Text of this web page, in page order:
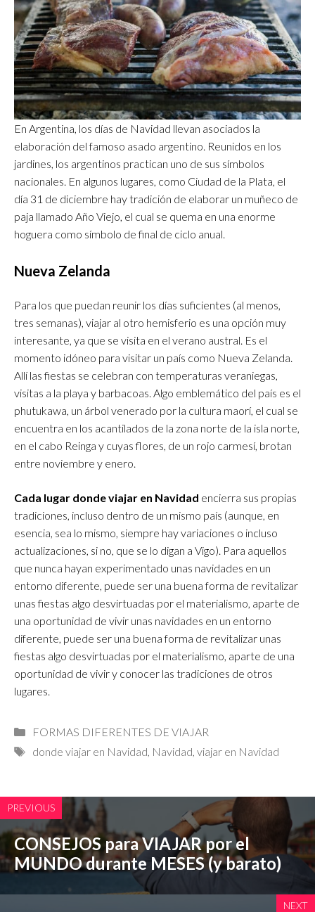
En Argentina, los días de Navidad llevan asociados la
elaboración del famoso asado argentino. Reunidos en los
jardines, los argentinos practican uno de sus símbolos
nacionales. En algunos lugares, como Ciudad de la Plata, el
día 31 de diciembre hay tradición de elaborar un muñeco de
paja llamado Año Viejo, el cual se quema en una enorme
hoguera como símbolo de final de ciclo anual.
Nueva Zelanda
Para los que puedan reunir los días suficientes (al menos,
tres semanas), viajar al otro hemisferio es una opción muy
interesante, ya que se visita en el verano austral. Es el
momento idóneo para visitar un país como Nueva Zelanda.
Allí las fiestas se celebran con temperaturas veraniegas,
visitas a la playa y barbacoas. Algo emblemático del país es el
phutukawa, un árbol venerado por la cultura maorí, el cual se
encuentra en los acantilados de la zona norte de la isla norte,
en el cabo Reinga y cuyas flores, de un rojo carmesí, brotan
entre noviembre y enero.
Cada lugar donde viajar en Navidad encierra sus propias
tradiciones, incluso dentro de un mismo país (aunque, en
esencia, sea lo mismo, siempre hay variaciones o incluso
actualizaciones, si no, que se lo digan a Vigo). Para aquellos
que nunca hayan experimentado unas navidades en un
entorno diferente, puede ser una buena forma de revitalizar
unas fiestas algo desvirtuadas por el materialismo, aparte de
una oportunidad de vivir unas navidades en un entorno
diferente, puede ser una buena forma de revitalizar unas
fiestas algo desvirtuadas por el materialismo, aparte de una
oportunidad de vivir y conocer las tradiciones de otros
lugares.
Categorías
FORMAS DIFERENTES DE VIAJAR
Etiquetas
donde viajar en Navidad Navidad viajar en Navidad
PREVIOUS
CONSEJOS para VIAJAR por el
MUNDO durante MESES (y barato)
NEXT